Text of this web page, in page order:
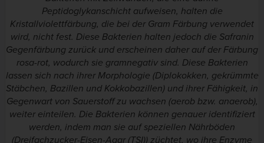
Peptidoglykanschicht aufweisen, halten die
Kristallviolettfärbung, die bei der Gram Färbung verwendet
wird, nicht fest. Diese Bakterien halten jedoch die Safranin
Gegenfärbung zurück und erscheinen daher auf der Färbung
rosa-rot, wodurch sie gramnegativ sind. Diese Bakterien
lassen sich nach ihrer Morphologie (Diplokokken, gekrümmte
Stäbchen, Bazillen und Kokkobazillen) und ihrer Fähigkeit, in
Gegenwart von Sauerstoff zu wachsen (aerob bzw. anaerob),
weiter einteilen. Die Bakterien können genauer identifiziert
werden, indem man sie auf speziellen Nährböden
(Dreifachzucker-Eisen-Agar (TSI)) züchtet, wo ihre Enzyme